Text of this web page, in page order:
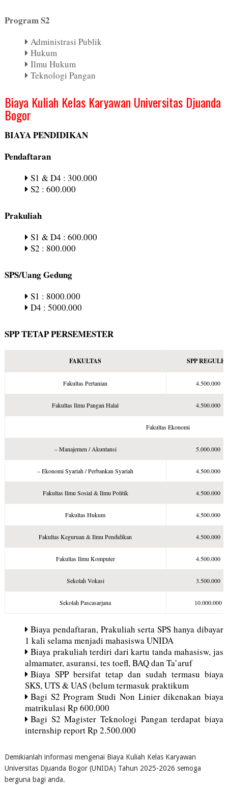
Program S2
Administrasi Publik
Hukum
Ilmu Hukum
Teknologi Pangan
Biaya Kuliah Kelas Karyawan Universitas Djuanda
Bogor
BIAYA PENDIDIKAN
Pendaftaran
S1 & D4 : 300.000
S2 : 600.000
Prakuliah
S1 & D4 : 600.000
S2 : 800.000
SPS/Uang Gedung
S1 : 8000.000
D4 : 5000.000
SPP TETAP PERSEMESTER
FAKULTAS SPP
Fakultas Pertanian 4.500.000
Fakultas Ilmu Pangan Halal 4.500.000
Fakultas Ekonomi
– Manajemen / Akuntansi 5.000.000
– Ekonomi Syariah / Perbankan Syariah 4.500.000
Fakultas Ilmu Sosial & Ilmu Politik 4.500.000
Fakultas Hukum 4.500.000
Fakultas Keguruan & Ilmu Pendidikan 4.500.000
Fakultas Ilmu Komputer 4.500.000
Sekolah Vokasi 3.500.000
Sekolah Pascasarjana 10.000.000
Biaya pendaftaran, Prakuliah serta SPS hanya dibayar
1 kali selama menjadi mahasiswa UNIDA
Biaya prakuliah terdiri dari kartu tanda mahasisw, jas
almamater, asuransi, tes toefl, BAQ dan Ta’aruf
Biaya SPP bersifat tetap dan sudah termasu biaya
SKS, UTS & UAS (belum termasuk praktikum
Bagi S2 Program Studi Non Linier dikenakan biaya
matrikulasi Rp 600.000
Bagi S2 Magister Teknologi Pangan terdapat biaya
internship report Rp 2.500.000
Demikianlah informasi mengenai Biaya Kuliah Kelas Karyawan
Universitas Djuanda Bogor (UNIDA) Tahun 2025-2026 semoga
berguna bagi anda.